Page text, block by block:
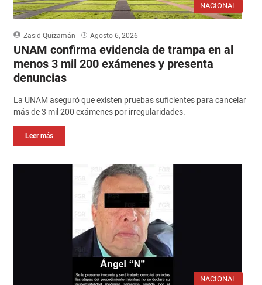
NACIONAL
Zasid Quizamán Agosto 6, 2026
UNAM confirma evidencia de trampa en al
menos 3 mil 200 exámenes y presenta
denuncias
La UNAM aseguró que existen pruebas suficientes para cancelar
más de 3 mil 200 exámenes por irregularidades.
Leer más
NACIONAL